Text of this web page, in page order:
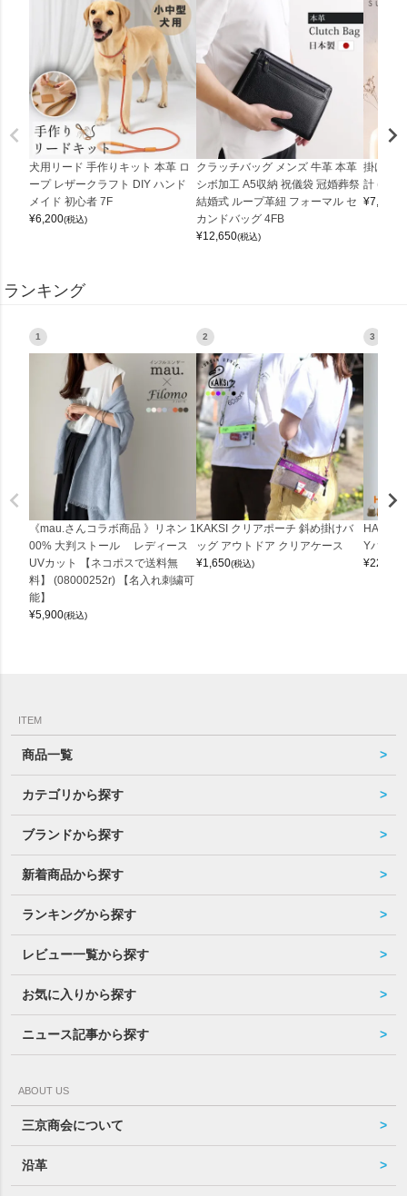
犬用リード 手作りキット 本革 ロ
ープ レザークラフト DIY ハンド
メイド 初心者 7F
¥6,200(税込)
クラッチバッグ メンズ 牛革 本革
シボ加工 A5収納 祝儀袋 冠婚葬祭
結婚式 ループ革紐 フォーマル セ
カンドバッグ 4FB
¥12,650(税込)
掛け時
計
¥7,150
ランキング
1
《mau.さんコラボ商品 》リネン 1
00% 大判ストール レディース
UVカット 【ネコポスで送料無
料】 (08000252r) 【名入れ刺繍可
能】
¥5,900(税込)
2
KAKSI クリアポーチ 斜め掛けバ
ッグ アウトドア クリアケース
¥1,650(税込)
3
Yバッグ
¥22,000
ITEM
商品一覧
カテゴリから探す
ブランドから探す
新着商品から探す
ランキングから探す
レビュー一覧から探す
お気に入りから探す
ニュース記事から探す
ABOUT US
三京商会について
沿革